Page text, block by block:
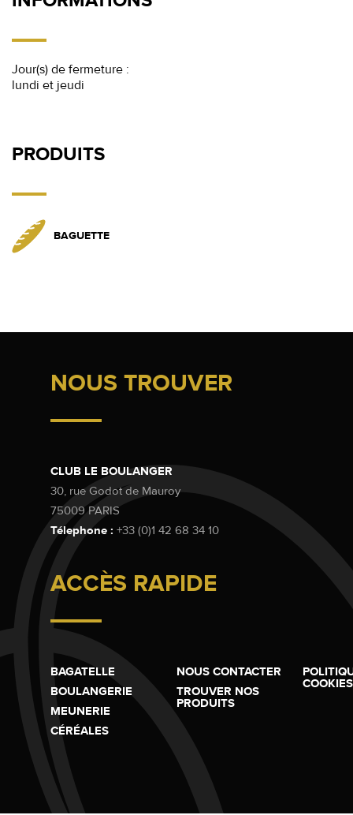
PRODUITS
BAGUETTE
Jour(s) de fermeture :
lundi et jeudi
NOUS TROUVER
CLUB LE BOULANGER
30, rue Godot de Mauroy
75009 PARIS
Télephone : +33 (0)1 42 68 34 10
ACCÈS RAPIDE
BAGATELLE
BOULANGERIE
MEUNERIE
CÉRÉALES
NOUS CONTACTER
TROUVER NOS
PRODUITS
COOKIES